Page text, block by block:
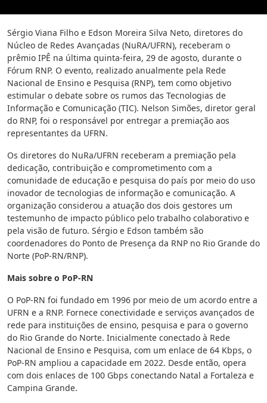
Sérgio Viana Filho e Edson Moreira Silva Neto, diretores do
Núcleo de Redes Avançadas (NuRA/UFRN), receberam o
prêmio IPÊ na última quinta-feira, 29 de agosto, durante o
Fórum RNP. O evento, realizado anualmente pela Rede
Nacional de Ensino e Pesquisa (RNP), tem como objetivo
estimular o debate sobre os rumos das Tecnologias de
Informação e Comunicação (TIC). Nelson Simões, diretor geral
do RNP, foi o responsável por entregar a premiação aos
representantes da UFRN.
Os diretores do NuRa/UFRN receberam a premiação pela
dedicação, contribuição e comprometimento com a
comunidade de educação e pesquisa do país por meio do uso
inovador de tecnologias de informação e comunicação. A
organização considerou a atuação dos dois gestores um
testemunho de impacto público pelo trabalho colaborativo e
pela visão de futuro. Sérgio e Edson também são
coordenadores do Ponto de Presença da RNP no Rio Grande do
Norte (PoP-RN/RNP).
Mais sobre o PoP-RN
O PoP-RN foi fundado em 1996 por meio de um acordo entre a
UFRN e a RNP. Fornece conectividade e serviços avançados de
rede para instituições de ensino, pesquisa e para o governo
do Rio Grande do Norte. Inicialmente conectado à Rede
Nacional de Ensino e Pesquisa, com um enlace de 64 Kbps, o
PoP-RN ampliou a capacidade em 2022. Desde então, opera
com dois enlaces de 100 Gbps conectando Natal a Fortaleza e
Campina Grande.